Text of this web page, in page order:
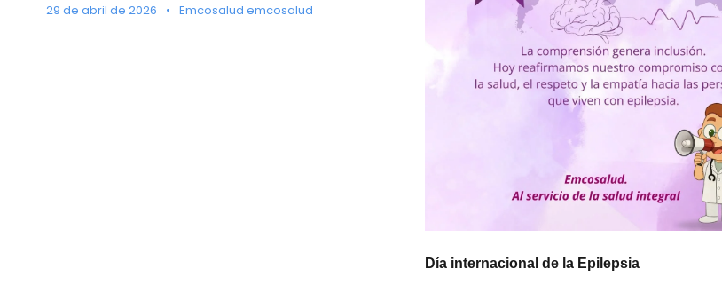
29 de abril de 2026 • Emcosalud emcosalud
Día internacional de la Epilepsia